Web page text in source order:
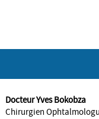
Docteur Yves Bokobza
Chirurgien